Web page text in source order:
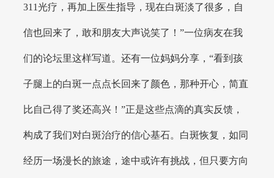
311光疗，再加上医生指导，现在白斑淡了很多，自
信也回来了，敢和朋友大声说笑了！”一位病友在我
们的论坛里这样写道。还有一位妈妈分享，“看到孩
子腿上的白斑一点点长回来了颜色，那种开心，简直
比自己得了奖还高兴！”正是这些点滴的真实反馈，
构成了我们对白斑治疗的信心基石。白斑恢复，如同
经历一场漫长的旅途，途中或许有挑战，但只要方向